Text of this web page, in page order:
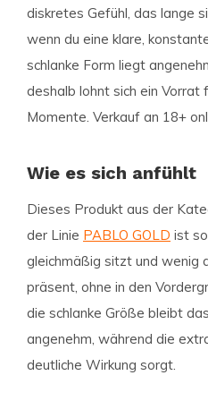
diskretes Gefühl, das lange
wenn du eine klare,
schlanke Form liegt
deshalb lohnt sich ein Vorrat
Momente. Verkauf an 18+
Wie es sich anfühlt
Dieses Produkt aus der
der Linie PABLO GOLD ist
gleichmäßig sitzt und wenig
präsent, ohne in den
die schlanke Größe bleibt
angenehm, während die
deutliche Wirkung sorgt.